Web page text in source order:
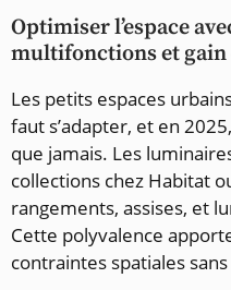
Optimiser l’espace
multifonctions et gain
Les petits espaces
faut s’adapter, et en
que jamais. Les
collections chez Habitat
rangements, assises, et
Cette polyvalence
contraintes spatiales